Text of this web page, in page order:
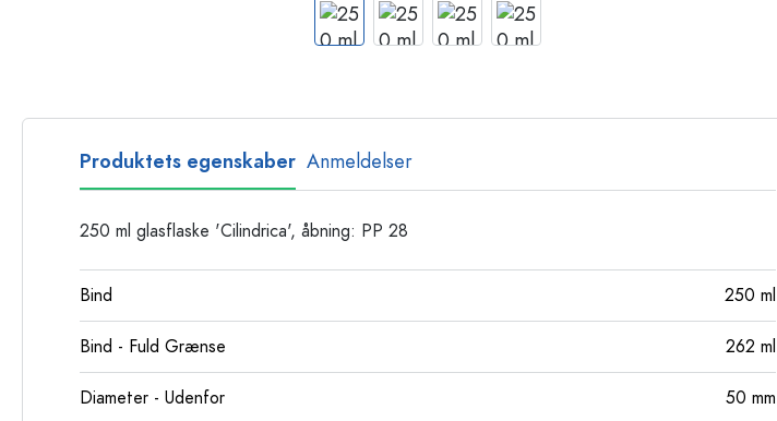
Glasflasker
Plastflasker
Produktets egenskaber Anmeldelser
250 ml glasflaske 'Cilindrica', åbning: PP 28
Bind 250 ml
Bind - Fuld Grænse 262 ml
Diameter - Udenfor 50 mm